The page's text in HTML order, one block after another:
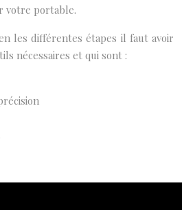
votre portable.
les différentes étapes il faut avoir
nécessaires et qui sont :